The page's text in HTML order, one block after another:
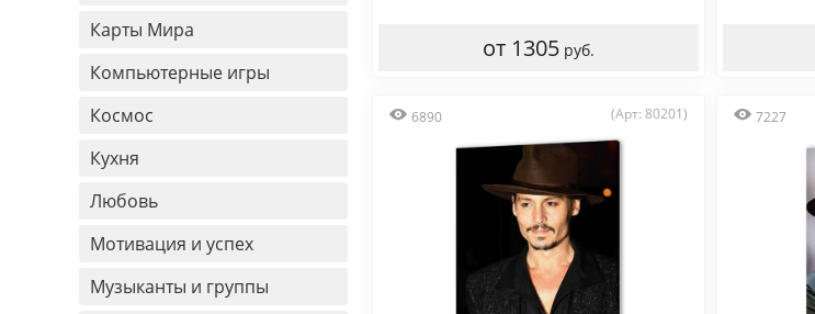
Карты Мира
Компьютерные игры
Космос
Кухня
Любовь
Мотивация и успех
Музыканты и группы
от 1305 руб.
6890 (Арт: 80201) 7227